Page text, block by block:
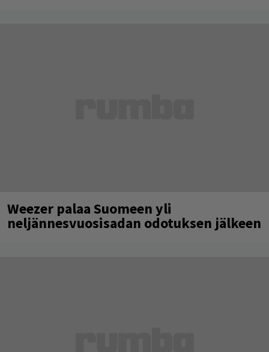
Weezer palaa Suomeen yli
neljännesvuosisadan odotuksen jälkeen